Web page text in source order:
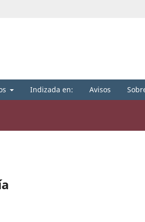
Indizada en: Avisos